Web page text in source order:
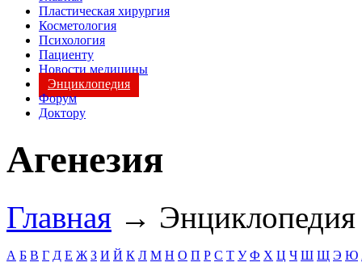
Пластическая хирургия
Косметология
Психология
Пациенту
Новости медицины
Энциклопедия
Форум
Доктору
Агенезия
Главная →
А Б В Г Д Е Ж З И Й К Л М Н О П Р С Т У Ф Х Ц Ч Ш Щ Э Ю